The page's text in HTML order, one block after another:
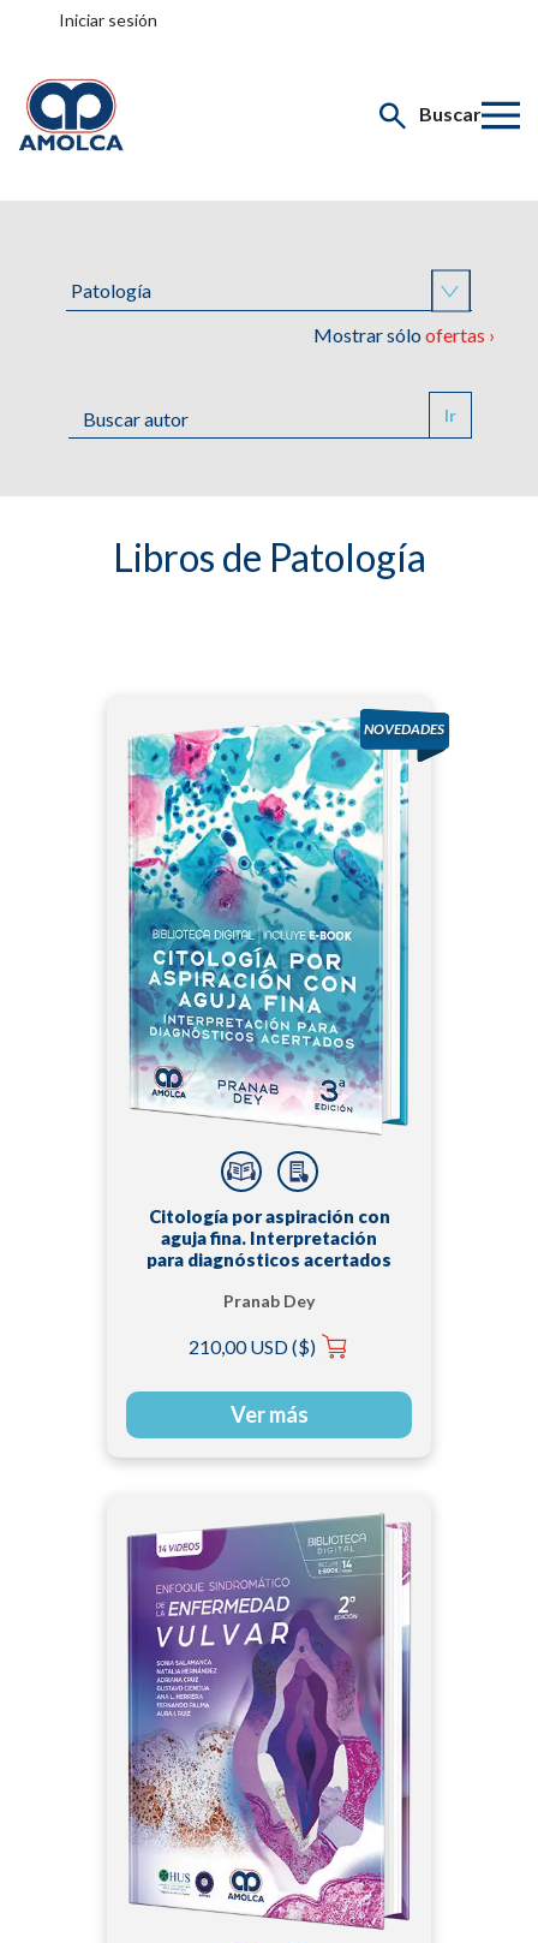
Iniciar sesión
Buscar
Mostrar sóloofertas ›
Ir
Libros de Patología
Citología por aspiración con
aguja fina. Interpretación
para diagnósticos acertados
Pranab Dey
210,00 USD ($)
Ver más